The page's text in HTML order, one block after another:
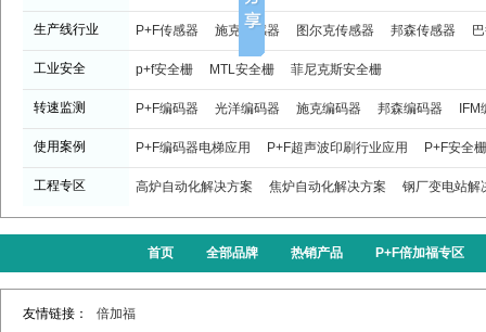
生产线行业 P+F传感器 施克传感器 图尔克传感器 邦森传感器
工业安全 p+f安全栅 MTL安全栅 菲尼克斯安全栅
转速监测 P+F编码器 光洋编码器 施克编码器 邦森编码器 IFM
使用案例 P+F编码器电梯应用 P+F超声波印刷行业应用 P+F安全
工程专区 高炉自动化解决方案 焦炉自动化解决方案 钢厂变电站解
首页 全部品牌 热销产品 P+F倍加福专区
友情链接： 倍加福